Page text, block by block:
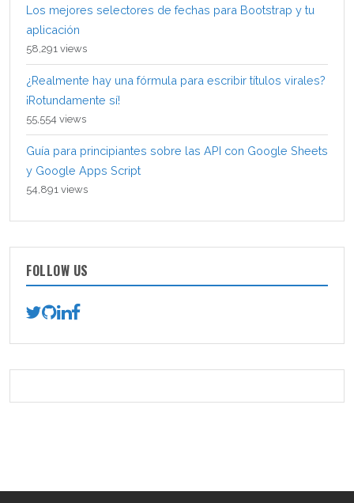
Los mejores selectores de fechas para Bootstrap y tu
aplicación
58,291 views
¿Realmente hay una fórmula para escribir títulos virales?
¡Rotundamente sí!
55,554 views
Guía para principiantes sobre las API con Google Sheets
y Google Apps Script
54,891 views
FOLLOW US